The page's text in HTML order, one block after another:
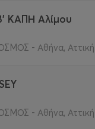
ΚΑΠΗ Αλίμου
- Αθήνα, Αττική
- Αθήνα, Αττική